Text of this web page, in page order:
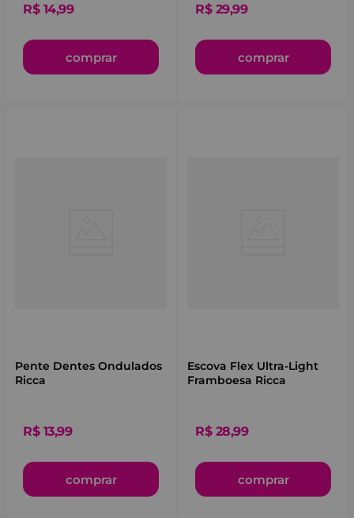
R$ 14,99
comprar
R$ 29,99
comprar
Pente Dentes Ondulados
Ricca
R$ 13,99
comprar
Escova Flex Ultra-Light
Framboesa Ricca
R$ 28,99
comprar